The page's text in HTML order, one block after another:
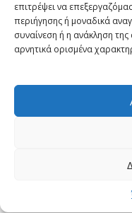
επιτρέψει να
περιήγησης ή μοναδικά
συναίνεση ή η ανάκληση
αρνητικά ορισμένα